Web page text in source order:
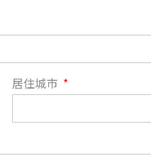
居住城市
【會費】
入會費新臺幣1200元，於
元，於每年度繳納。